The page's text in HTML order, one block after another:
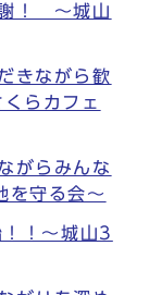
謝！ ～城山
きながら歓
らカフェ
がらみんな
守る会～
！！～城山3